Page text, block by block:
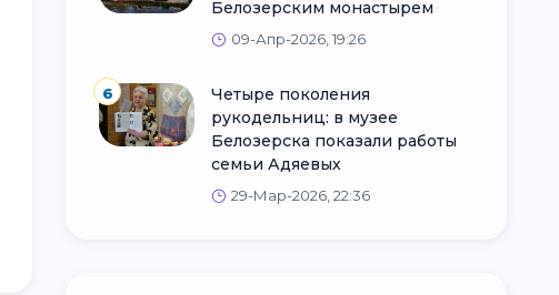
Белозерским монастырем
09-Апр-2026, 19:26
6
Четыре поколения
рукодельниц: в музее
Белозерска показали работы
семьи Адяевых
29-Мар-2026, 22:36